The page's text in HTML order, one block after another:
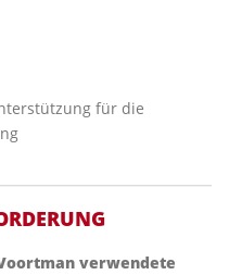
für die
verwendete